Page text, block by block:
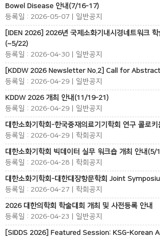
Bowel Disease 안내(7/16-17)
등록일 : 2026-05-07 | 일반공지
[IDEN 2026] 2026년 국제소화기내시경네트워크
(~5/22)
등록일 : 2026-04-30 | 일반공지
[KDDW 2026 Newsletter No.2] Call for
등록일 : 2026-04-29 | 일반공지
KDDW 2026 개최 안내(11/19-21)
등록일 : 2026-04-29 | 일반공지
대한소화기학회-한국중재의료기기학회 연구 콜로
등록일 : 2026-04-29 | 학회공지
대한소화기학회 빅데이터 실무 워크숍 개최 안내(5/
등록일 : 2026-04-28 | 학회공지
대한소화기학회-대한대장항문학회 Joint
등록일 : 2026-04-27 | 학회공지
2026 대한의학회 학술대회 개최 및 사전등록 안내
등록일 : 2026-04-23 | 일반공지
[SIDDS 2026] Featured Session: KSG-Korean